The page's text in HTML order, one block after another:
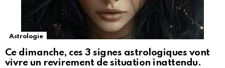
Astrologie
Ce dimanche, ces 3 signes astrologiques vont
vivre un revirement de situation inattendu.